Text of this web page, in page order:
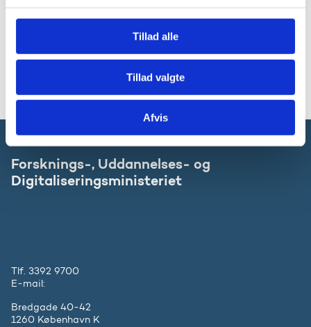
Tillad alle
Tillad valgte
Afvis
For yderligere oplysninger:
Pressehenvendelser kan rettes til Forsknings-,
Uddannelses- og Digitaliseringsministeriets
Forsknings-, Uddannelses- og
Digitaliseringsministeriet
Tlf. 3392 9700
E-mail:
Bredgade 40-42
1260 København K